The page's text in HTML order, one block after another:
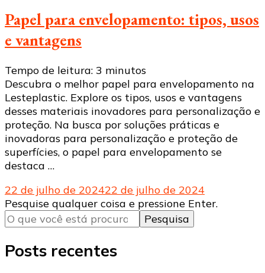
Papel para envelopamento: tipos, usos
e vantagens
Tempo de leitura: 3 minutos
Descubra o melhor papel para envelopamento na
Lesteplastic. Explore os tipos, usos e vantagens
desses materiais inovadores para personalização e
proteção. Na busca por soluções práticas e
inovadoras para personalização e proteção de
superfícies, o papel para envelopamento se
destaca …
22 de julho de 202422 de julho de 2024
Procurando
algo?
Pesquise qualquer coisa e pressione Enter.
Posts recentes